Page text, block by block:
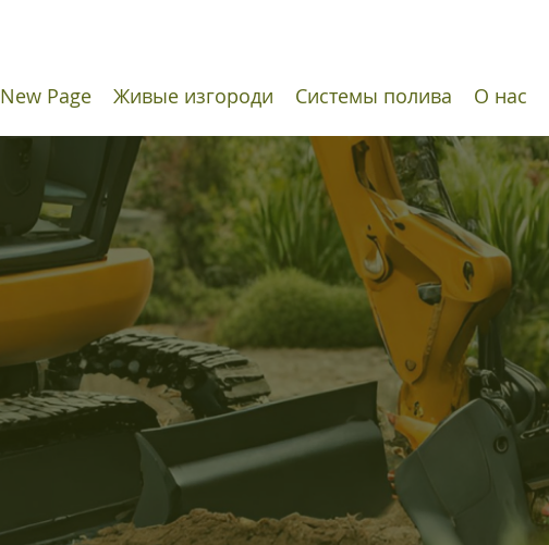
New Page Живые изгороди Системы полива О нас